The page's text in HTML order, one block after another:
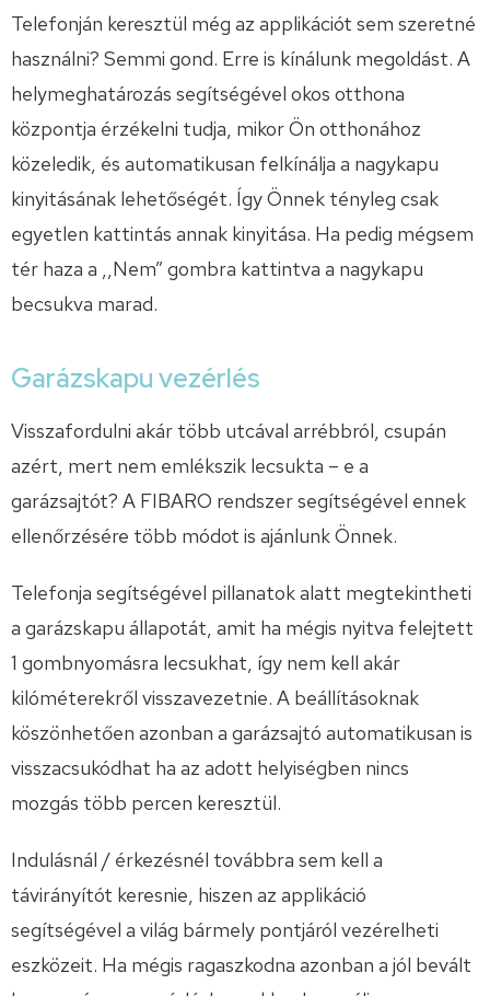
Telefonján keresztül még az applikációt sem szeretné
használni? Semmi gond. Erre is kínálunk megoldást. A
helymeghatározás segítségével okos otthona
központja érzékelni tudja, mikor Ön otthonához
közeledik, és automatikusan felkínálja a nagykapu
kinyitásának lehetőségét. Így Önnek tényleg csak
egyetlen kattintás annak kinyitása. Ha pedig mégsem
tér haza a ,,Nem” gombra kattintva a nagykapu
becsukva marad.
Garázskapu vezérlés
Visszafordulni akár több utcával arrébbról, csupán
azért, mert nem emlékszik lecsukta – e a
garázsajtót? A FIBARO rendszer segítségével ennek
ellenőrzésére több módot is ajánlunk Önnek.
Telefonja segítségével pillanatok alatt megtekintheti
a garázskapu állapotát, amit ha mégis nyitva felejtett
1 gombnyomásra lecsukhat, így nem kell akár
kilóméterekről visszavezetnie. A beállításoknak
köszönhetően azonban a garázsajtó automatikusan is
visszacsukódhat ha az adott helyiségben nincs
mozgás több percen keresztül.
Indulásnál / érkezésnél továbbra sem kell a
távirányítót keresnie, hiszen az applikáció
segítségével a világ bármely pontjáról vezérelheti
eszközeit. Ha mégis ragaszkodna azonban a jól bevált